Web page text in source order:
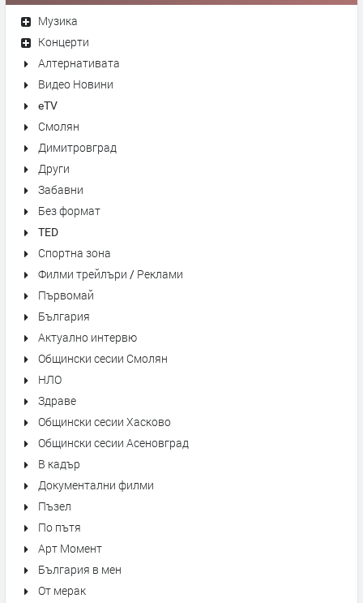
Музика
Концерти
Алтернативата
Видео Новини
eTV
Смолян
Димитровград
Други
Забавни
Без формат
TED
Спортна зона
Филми трейлъри / Реклами
Първомай
България
Актуално интервю
Общински сесии Смолян
НЛО
Здраве
Общински сесии Хасково
Общински сесии Асеновград
В кадър
Документални филми
Пъзел
По пътя
Арт Момент
България в мен
От мерак